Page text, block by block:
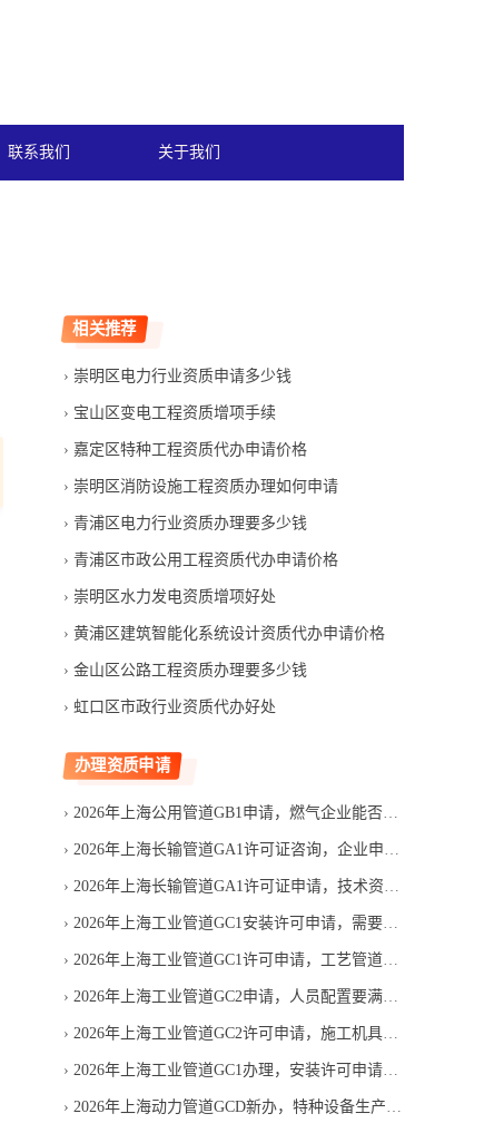
联系我们 关于我们
相关推荐
崇明区电力行业资质申请多少钱
宝山区变电工程资质增项手续
嘉定区特种工程资质代办申请价格
崇明区消防设施工程资质办理如何申请
青浦区电力行业资质办理要多少钱
青浦区市政公用工程资质代办申请价格
崇明区水力发电资质增项好处
黄浦区建筑智能化系统设计资质代办申请价格
金山区公路工程资质办理要多少钱
虹口区市政行业资质代办好处
办理资质申请
2026年上海公用管道GB1申请，燃气企业能否一次通过审核
2026年上海长输管道GA1许可证咨询，企业申请许可要花多少钱
2026年上海长输管道GA1许可证申请，技术资料为何审核不通过
2026年上海工业管道GC1安装许可申请，需要满足哪些条件
2026年上海工业管道GC1许可申请，工艺管道项目需要什么资质
2026年上海工业管道GC2申请，人员配置要满足哪些要求
2026年上海工业管道GC2许可申请，施工机具需要提供哪些材料
2026年上海工业管道GC1办理，安装许可申请条件有哪些
2026年上海动力管道GCD新办，特种设备生产单位许可怎么申请